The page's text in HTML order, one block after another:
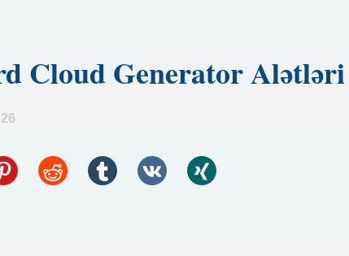
Cloud Generator